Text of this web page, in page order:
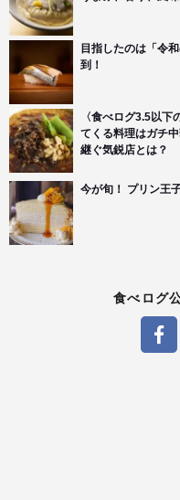
目指したのは「令
到！
〈食べログ3.5以
てくる料理はガチ
継ぐ気鋭店とは？
今が旬！ プリン王
食べログ